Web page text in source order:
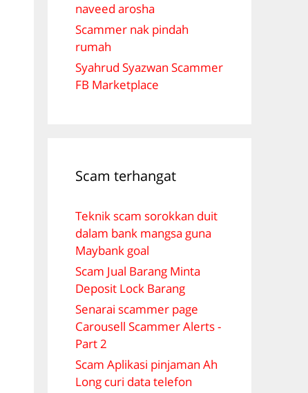
naveed arosha
Scammer nak pindah
rumah
Syahrud Syazwan Scammer
FB Marketplace
Scam terhangat
Teknik scam sorokkan duit
dalam bank mangsa guna
Maybank goal
Scam Jual Barang Minta
Deposit Lock Barang
Senarai scammer page
Carousell Scammer Alerts -
Part 2
Scam Aplikasi pinjaman Ah
Long curi data telefon